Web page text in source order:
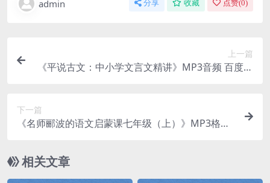
admin 分享 收藏 点赞(0)
上一篇
《平说古文：中小学文言文精讲》MP3音频 百度网
下一篇
《名师郦波的语文启蒙课七年级（上）》MP3格式
相关文章